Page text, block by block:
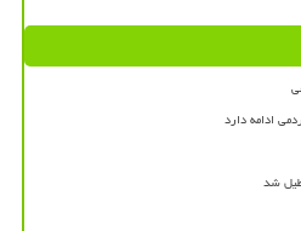
ادامه دارد
شد